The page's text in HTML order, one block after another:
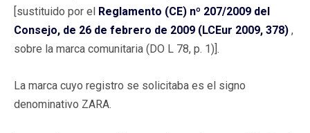
[sustituido por el Reglamento (CE) nº 207/2009 del
Consejo, de 26 de febrero de 2009 (LCEur 2009, 378) ,
sobre la marca comunitaria (DO L 78, p. 1)].
La marca cuyo registro se solicitaba es el signo
denominativo ZARA.